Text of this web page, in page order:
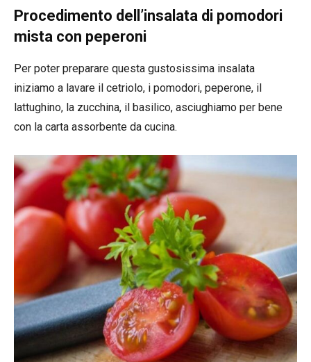
Procedimento dell’insalata di pomodori
mista con peperoni
Per poter preparare questa gustosissima insalata
iniziamo a lavare il cetriolo, i pomodori, peperone, il
lattughino, la zucchina, il basilico, asciughiamo per bene
con la carta assorbente da cucina.